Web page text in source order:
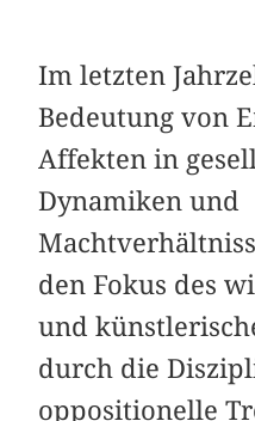
Im letzten
Bedeutung von
Affekten in
Dynamiken und
den Fokus des
und
durch die
oppositionelle